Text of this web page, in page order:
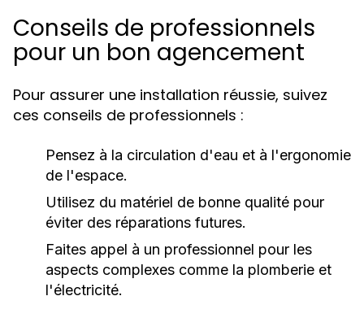
Conseils de professionnels
pour un bon agencement
Pour assurer une installation réussie, suivez
ces conseils de professionnels :
Pensez à la circulation d'eau et à l'ergonomie
de l'espace.
Utilisez du matériel de bonne qualité pour
éviter des réparations futures.
Faites appel à un professionnel pour les
aspects complexes comme la plomberie et
l'électricité.